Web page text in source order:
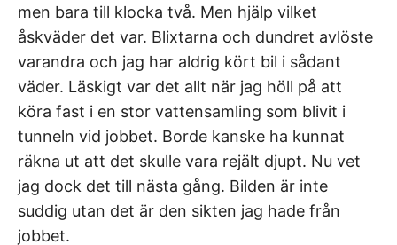
men bara till klocka två. Men hjälp vilket
åskväder det var. Blixtarna och dundret avlöste
varandra och jag har aldrig kört bil i sådant
väder. Läskigt var det allt när jag höll på att
köra fast i en stor vattensamling som blivit i
tunneln vid jobbet. Borde kanske ha kunnat
räkna ut att det skulle vara rejält djupt. Nu vet
jag dock det till nästa gång. Bilden är inte
suddig utan det är den sikten jag hade från
jobbet.